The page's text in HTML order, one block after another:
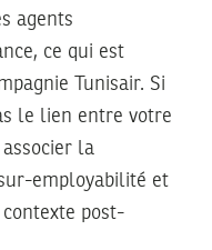
agents
ce qui est
Tunisair. Si
la
employabilité et
post-